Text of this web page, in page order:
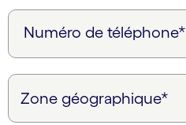
Numéro de téléphone*